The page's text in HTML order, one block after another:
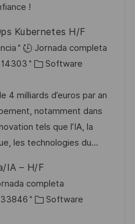
!
Kubernetes H/F
Jornada completa
C
t
e
g
o
í
a
Software
4 milliards d’euros par an
notamment dans
tels que l’IA, la
les technologies du...
IA – H/F
completa
C Software